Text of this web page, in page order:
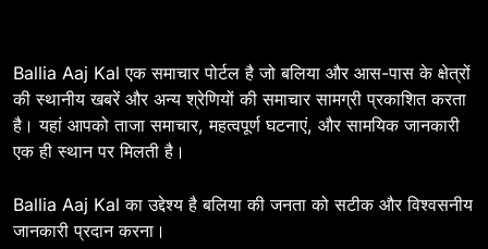
BALLIA NATIONAL
8
के साथ रेलवे स्टेशन व शहर में किया पैदल
BALLIA NATIONAL
Ballia Aaj Kal एक समाचार पोर्टल है जो बलिया और आस-पास के क्षेत्रों
की स्थानीय खबरें और अन्य श्रेणियों की समाचार सामग्री प्रकाशित करता
है। यहां आपको ताजा समाचार, महत्वपूर्ण घटनाएं, और सामयिक जानकारी
एक ही स्थान पर मिलती है।
Ballia Aaj Kal का उद्देश्य है बलिया की जनता को सटीक और विश्वसनीय
जानकारी प्रदान करना।